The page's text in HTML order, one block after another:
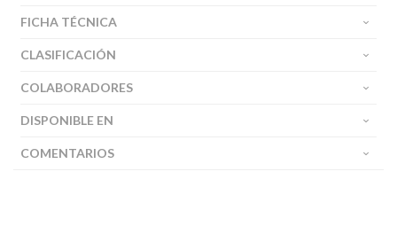
FICHA TÉCNICA
CLASIFICACIÓN
COLABORADORES
DISPONIBLE EN
COMENTARIOS